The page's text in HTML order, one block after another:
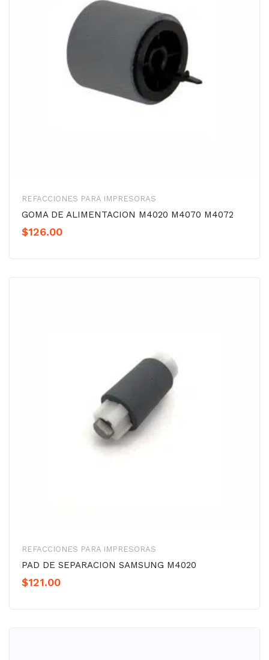
REFACCIONES PARA IMPRESORAS
GOMA DE ALIMENTACION M4020 M4070 M4072
$126.00
REFACCIONES PARA IMPRESORAS
PAD DE SEPARACION SAMSUNG M4020
$121.00